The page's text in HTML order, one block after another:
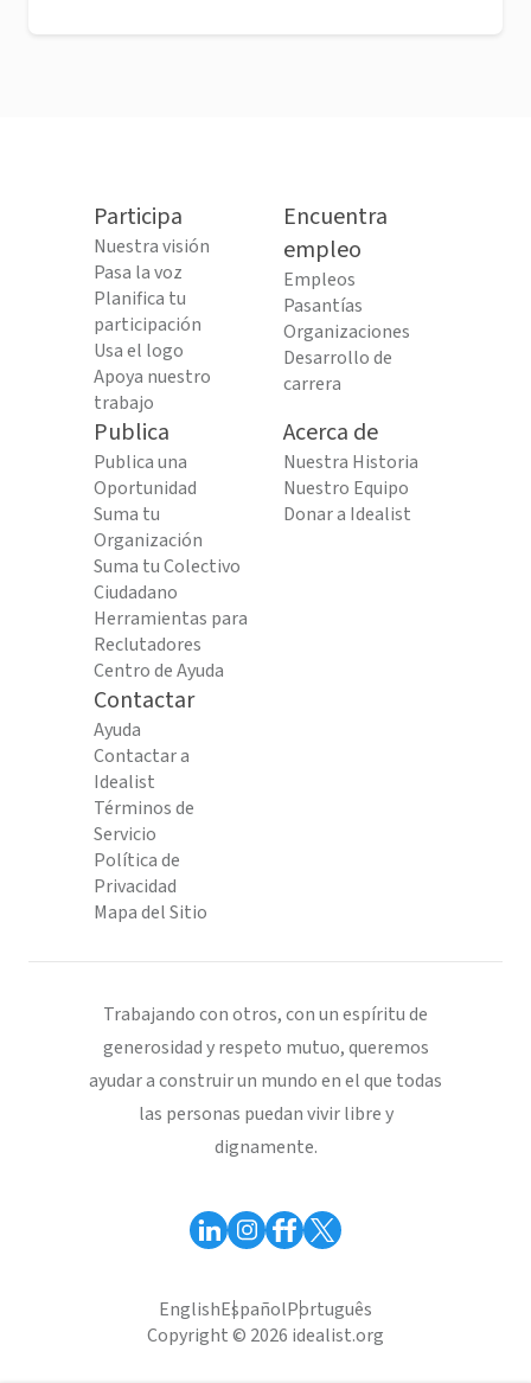
Participa
Nuestra visión
Pasa la voz
Planifica tu
participación
Usa el logo
Apoya nuestro
trabajo
Encuentra
empleo
Empleos
Pasantías
Organizaciones
Desarrollo de
carrera
Publica
Publica una
Oportunidad
Suma tu
Organización
Suma tu Colectivo
Ciudadano
Herramientas para
Reclutadores
Centro de Ayuda
Acerca de
Nuestra Historia
Nuestro Equipo
Donar a Idealist
Contactar
Ayuda
Contactar a
Idealist
Términos de
Servicio
Política de
Privacidad
Mapa del Sitio
Trabajando con otros, con un espíritu de
generosidad y respeto mutuo, queremos
ayudar a construir un mundo en el que todas
las personas puedan vivir libre y
dignamente.
EnglishEspañolPortuguês
Copyright © 2026 idealist.org